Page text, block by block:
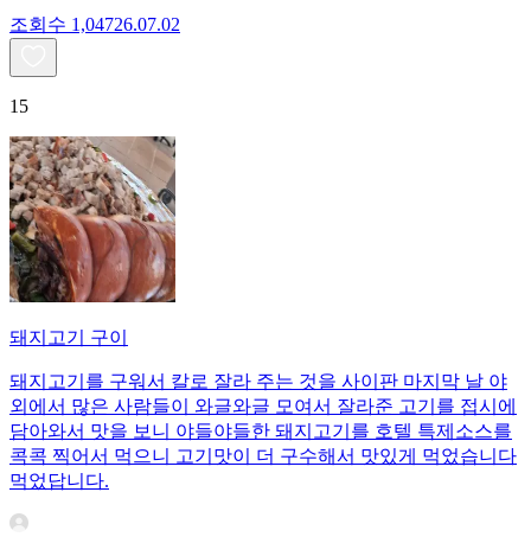
조회수 1,04726.07.02
15
돼지고기 구이
돼지고기를 구워서 칼로 잘라 주는 것을 사이판 마지막 날 야
외에서 많은 사람들이 와글와글 모여서 잘라준 고기를 접시에
담아와서 맛을 보니 야들야들한 돼지고기를 호텔 특제소스를
콕콕 찍어서 먹으니 고기맛이 더 구수해서 맛있게 먹었습니다
먹었답니다.